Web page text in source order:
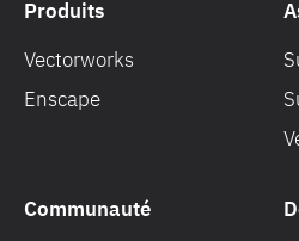
Produits
Vectorworks
Enscape
Communauté